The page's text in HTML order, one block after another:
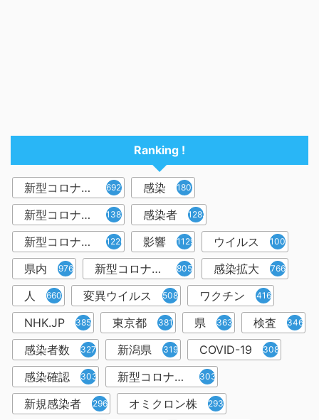
Ranking !
新型コロナウイルス 6921 感染 1809
新型コロナウィルス 1382 感染者 1283
新型コロナウイルス感染症 1226 影響 1129 ウイルス 1001
県内 976 新型コロナウイルス感染 805 感染拡大 766
人 660 変異ウイルス 508 ワクチン 416
NHK.JP 385 東京都 381 県 363 検査 346
感染者数 327 新潟県 319 COVID-19 308
感染確認 303 新型コロナウィルス感染症 303
新規感染者 296 オミクロン株 293